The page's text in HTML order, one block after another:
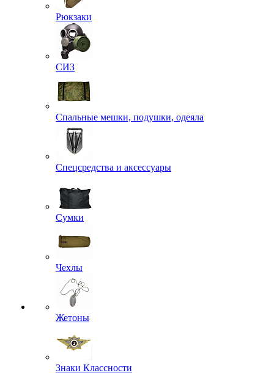
Рюкзаки
СИЗ
Спальные мешки, подушки, одеяла
Спецсредства и аксессуары
Сумки
Чехлы
Жетоны
Знаки Классности